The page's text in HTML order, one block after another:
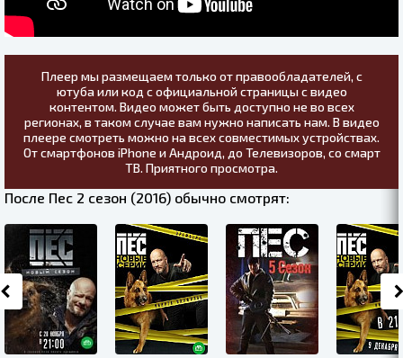
Плеер мы размещаем только от правообладателей, с
ютуба или код с официальной страницы с видео
контентом. Видео может быть доступно не во всех
регионах, в таком случае вам нужно написать нам. В видео
плеере смотреть можно на всех совместимых устройствах.
От смартфонов iPhone и Андроид, до Телевизоров, со смарт
ТВ. Приятного просмотра.
После Пес 2 сезон (2016) обычно смотрят: